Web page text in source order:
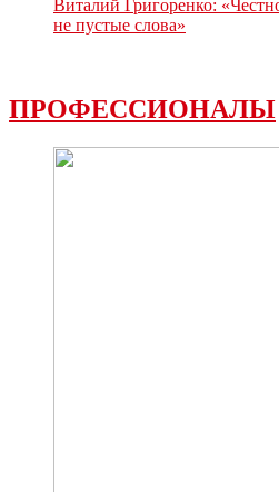
Виталий Григоренко:
не пустые слова»
ПРОФЕССИОНАЛЫ